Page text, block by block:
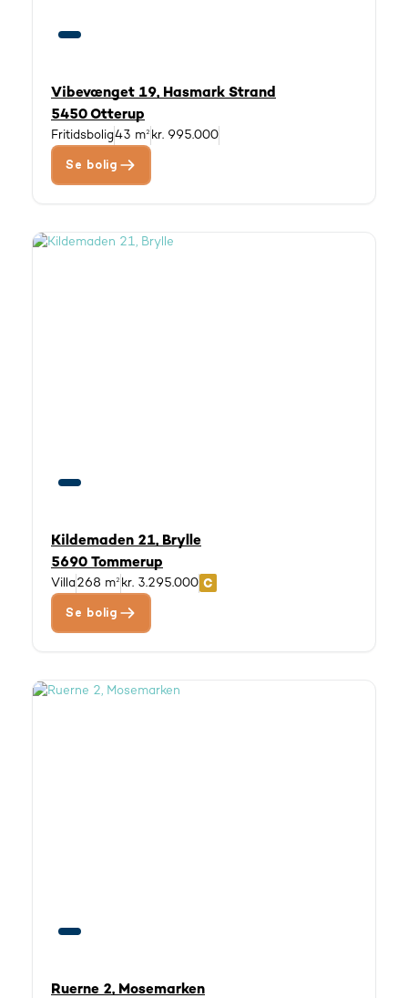
Vibevænget 19, Hasmark Strand
5450 Otterup
Fritidsbolig43 m² kr. 995.000
Se bolig
Kildemaden 21, Brylle
5690 Tommerup
Villa268 m² kr. 3.295.000
Se bolig
Ruerne 2, Mosemarken